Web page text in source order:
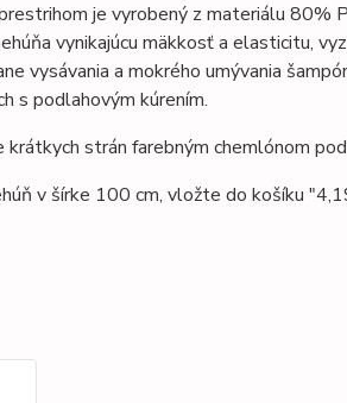
je vyrobený z materiálu 80%
vynikajúcu mäkkosť a elasticitu,
vysávania a mokrého umývania
s podlahovým kúrením.
strán farebným chemlónom
v šírke 100 cm, vložte do košíku